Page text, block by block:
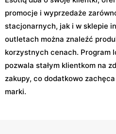
promocje i wyprzedaże
stacjonarnych, jak i w sklepie
outletach można znaleźć
korzystnych cenach. Program
pozwala stałym klientkom na
zakupy, co dodatkowo
marki.